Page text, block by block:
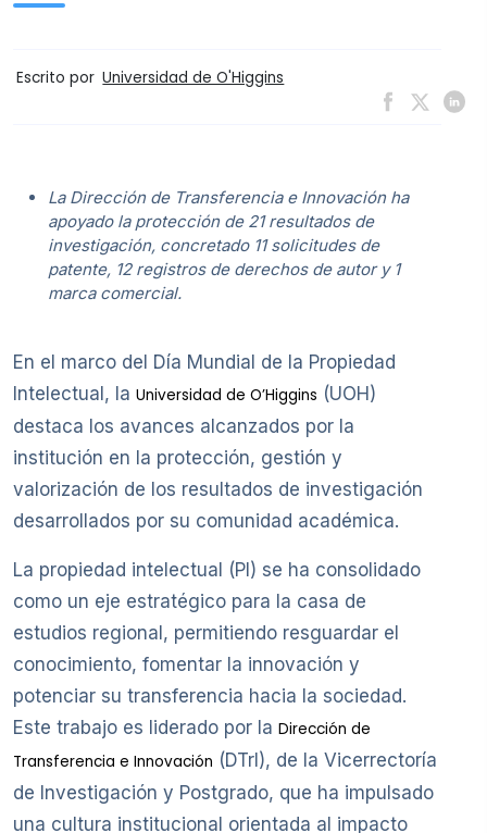
Escrito por Universidad de O'Higgins
La Dirección de Transferencia e Innovación ha
apoyado la protección de 21 resultados de
investigación, concretado 11 solicitudes de
patente, 12 registros de derechos de autor y 1
marca comercial.
En el marco del Día Mundial de la Propiedad
Intelectual, la Universidad de O’Higgins (UOH)
destaca los avances alcanzados por la
institución en la protección, gestión y
valorización de los resultados de investigación
desarrollados por su comunidad académica.
La propiedad intelectual (PI) se ha consolidado
como un eje estratégico para la casa de
estudios regional, permitiendo resguardar el
conocimiento, fomentar la innovación y
potenciar su transferencia hacia la sociedad.
Este trabajo es liderado por la Dirección de
Transferencia e Innovación (DTrI), de la Vicerrectoría
de Investigación y Postgrado, que ha impulsado
una cultura institucional orientada al impacto